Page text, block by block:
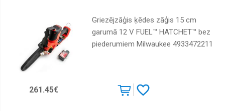
Griezējzāģis ķēdes zāģis 15 cm
garumā 12 V FUEL™ HATCHET™ bez
piederumiem Milwaukee 4933472211
261.45€